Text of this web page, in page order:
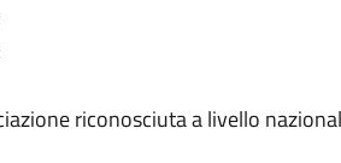
riconosciutaalivello